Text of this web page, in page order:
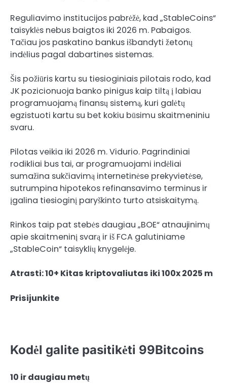
Reguliavimo institucijos pabrėžė, kad „StableCoins“
taisyklės nebus baigtos iki 2026 m. Pabaigos.
Tačiau jos paskatino bankus išbandyti žetonų
indėlius pagal dabartines sistemas.
Šis požiūris kartu su tiesioginiais pilotais rodo, kad
JK pozicionuoja banko pinigus kaip tiltą į labiau
programuojamą finansų sistemą, kuri galėtų
egzistuoti kartu su bet kokiu būsimu skaitmeniniu
svaru.
Pilotas veikia iki 2026 m. Vidurio. Pagrindiniai
rodikliai bus tai, ar programuojami indėliai
sumažina sukčiavimą internetinėse prekyvietėse,
sutrumpina hipotekos refinansavimo terminus ir
įgalina tiesioginį paryškinto turto atsiskaitymą.
Rinkos taip pat stebės daugiau „BOE“ atnaujinimų
apie skaitmeninį svarą ir iš FCA galutiniame
„StableCoin“ taisyklių knygelėje.
Atrasti:10+ Kitas kriptovaliutas iki 100x 2025 m
Prisijunkite
Kodėl galite pasitikėti 99Bitcoins
10 ir daugiau metų